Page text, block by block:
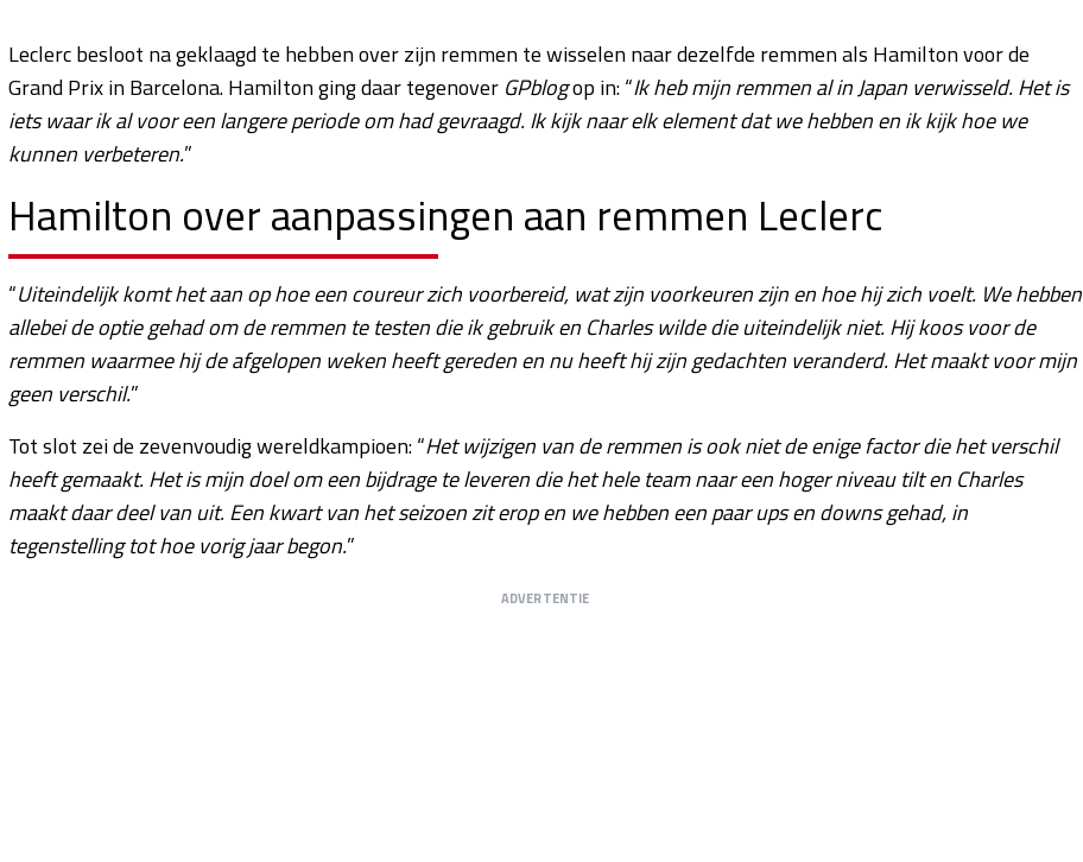
Leclerc besloot na geklaagd te hebben over zijn remmen te wisselen naar dezelfde remmen als Hamilton voor de
Grand Prix in Barcelona. Hamilton ging daar tegenover GPblogop in: “Ik heb mijn remmen al in Japan verwisseld. Het is
iets waar ik al voor een langere periode om had gevraagd. Ik kijk naar elk element dat we hebben en ik kijk hoe we
kunnen verbeteren.”
Hamilton over aanpassingen aan remmen Leclerc
“Uiteindelijk komt het aan op hoe een coureur zich voorbereid, wat zijn voorkeuren zijn en hoe hij zich voelt. We hebben
allebei de optie gehad om de remmen te testen die ik gebruik en Charles wilde die uiteindelijk niet. Hij koos voor de
remmen waarmee hij de afgelopen weken heeft gereden en nu heeft hij zijn gedachten veranderd. Het maakt voor mijn
geen verschil.”
Tot slot zei de zevenvoudig wereldkampioen: “Het wijzigen van de remmen is ook niet de enige factor die het verschil
heeft gemaakt. Het is mijn doel om een bijdrage te leveren die het hele team naar een hoger niveau tilt en Charles
maakt daar deel van uit. Een kwart van het seizoen zit erop en we hebben een paar ups en downs gehad, in
tegenstelling tot hoe vorig jaar begon.”
ADVERTENTIE